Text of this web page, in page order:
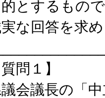
的とするもの
な回答を求
質問１】
会議長の「